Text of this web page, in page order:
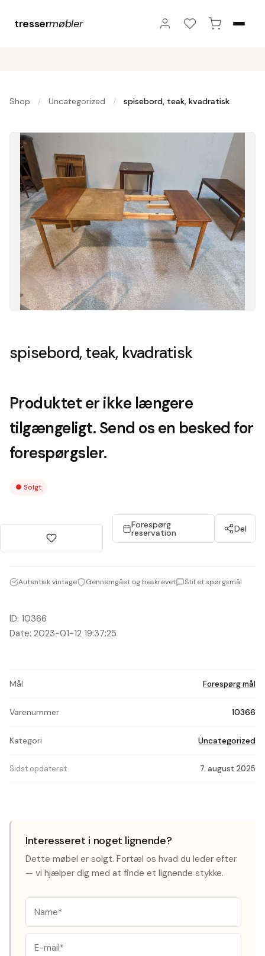
tressermøbler
Shop / Uncategorized / spisebord, teak, kvadratisk
spisebord, teak, kvadratisk
ID: 10366
Date: 2023-01-12 19:37:25
Mål Forespørg mål
Varenummer 10366
Kategori Uncategorized
Sidst opdateret 7. august 2025
Produktet er ikke længere
tilgængeligt. Send os en besked for
forespørgsler.
● Solgt
Forespørg
reservation Del
Autentisk vintage Gennemgået og beskrevet Stil et spørgsmål
Interesseret i noget lignende?
Dette møbel er solgt. Fortæl os hvad du leder efter
— vi hjælper dig med at finde et lignende stykke.